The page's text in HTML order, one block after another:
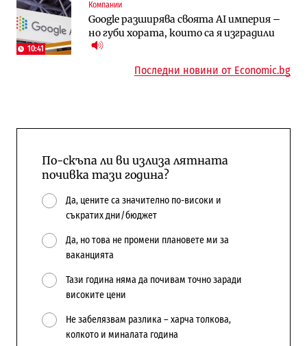
10:41
Компании
Google разширява своята AI империя –
но губи хората, които са я изградили
To:know
Последни дни с обозначаване на цените
в лева: Какво предстои?
Компании
А1 отново е лидер при технологичните
компании и системните интегратори
Последни новини от Economic.bg
По-скъпа ли ви излиза лятната
почивка тази година?
Да, цените са значително по-високи и
съкратих дни/бюджет
Да, но това не промени плановете ми за
ваканцията
Тази година няма да почивам точно заради
високите цени
Не забелязвам разлика – харча толкова,
колкото и миналата година